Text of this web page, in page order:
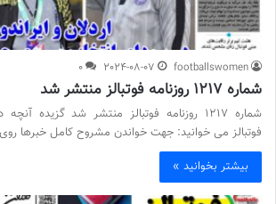
footballswomen
2024-08-07
0
شماره 1217 روزنامه فوتبالز منتشر شد
فوتبالز می خوانید: جهت خواندن مشروح کامل خبرها
بیشتر بخوانید »